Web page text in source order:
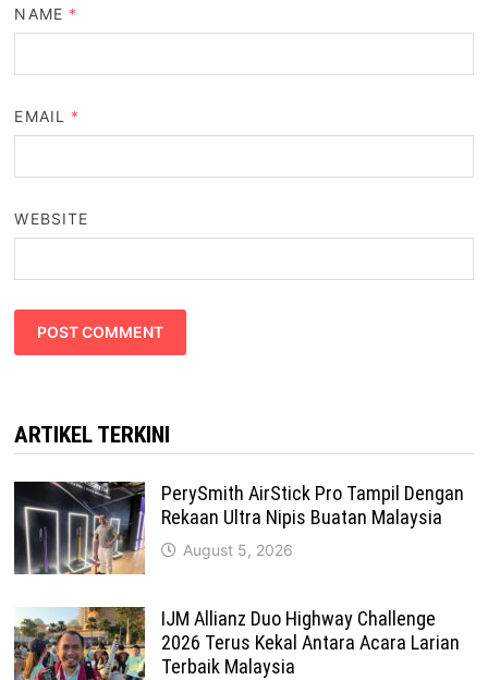
NAME *
EMAIL *
WEBSITE
ARTIKEL TERKINI
PerySmith AirStick Pro Tampil Dengan
Rekaan Ultra Nipis Buatan Malaysia
August 5, 2026
IJM Allianz Duo Highway Challenge
2026 Terus Kekal Antara Acara Larian
Terbaik Malaysia